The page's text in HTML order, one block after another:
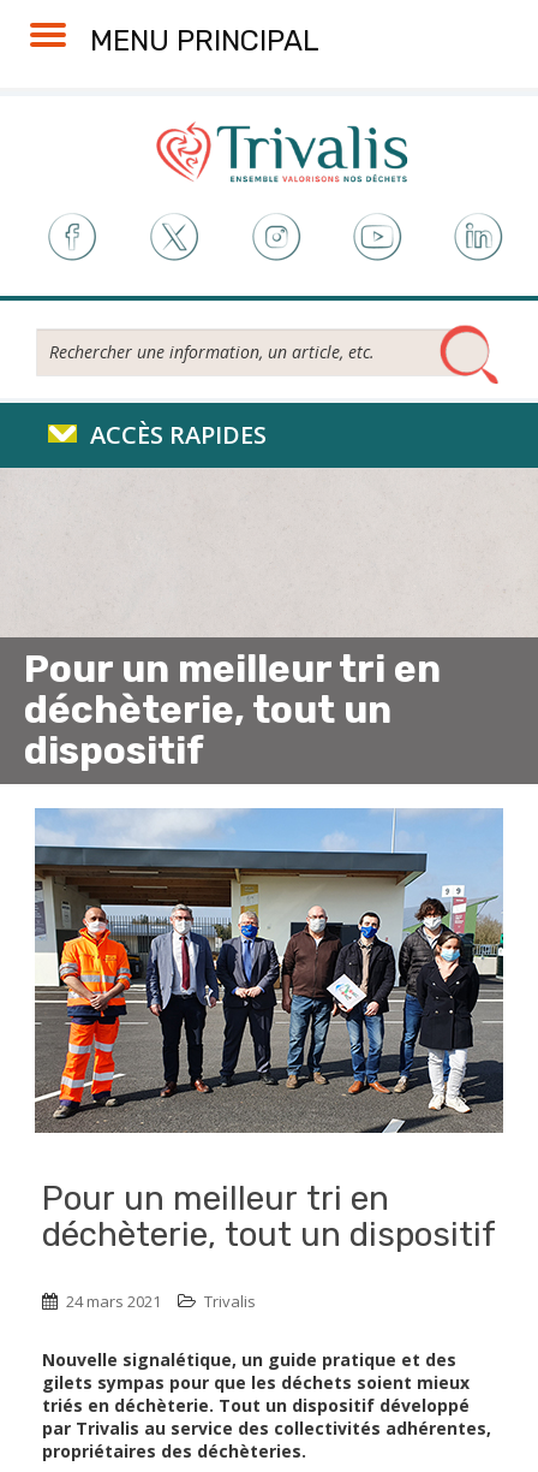
MENU PRINCIPAL
Rechercher...
ACCÈS RAPIDES
Pour un meilleur tri en
déchèterie, tout un
dispositif
Pour un meilleur tri en
déchèterie, tout un dispositif
24 mars 2021 Trivalis
Nouvelle signalétique, un guide pratique et des
gilets sympas pour que les déchets soient mieux
triés en déchèterie. Tout un dispositif développé
par Trivalis au service des collectivités adhérentes,
propriétaires des déchèteries.